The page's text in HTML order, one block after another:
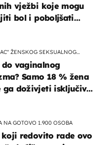
vježbi koje mogu
bol i poboljšati
ŽENSKOG SEKSUALNOG
do vaginalnog
Samo 18 % žena
ga doživjeti isključivo
NA GOTOVO 1.900 OSOBA
redovito rade ovo